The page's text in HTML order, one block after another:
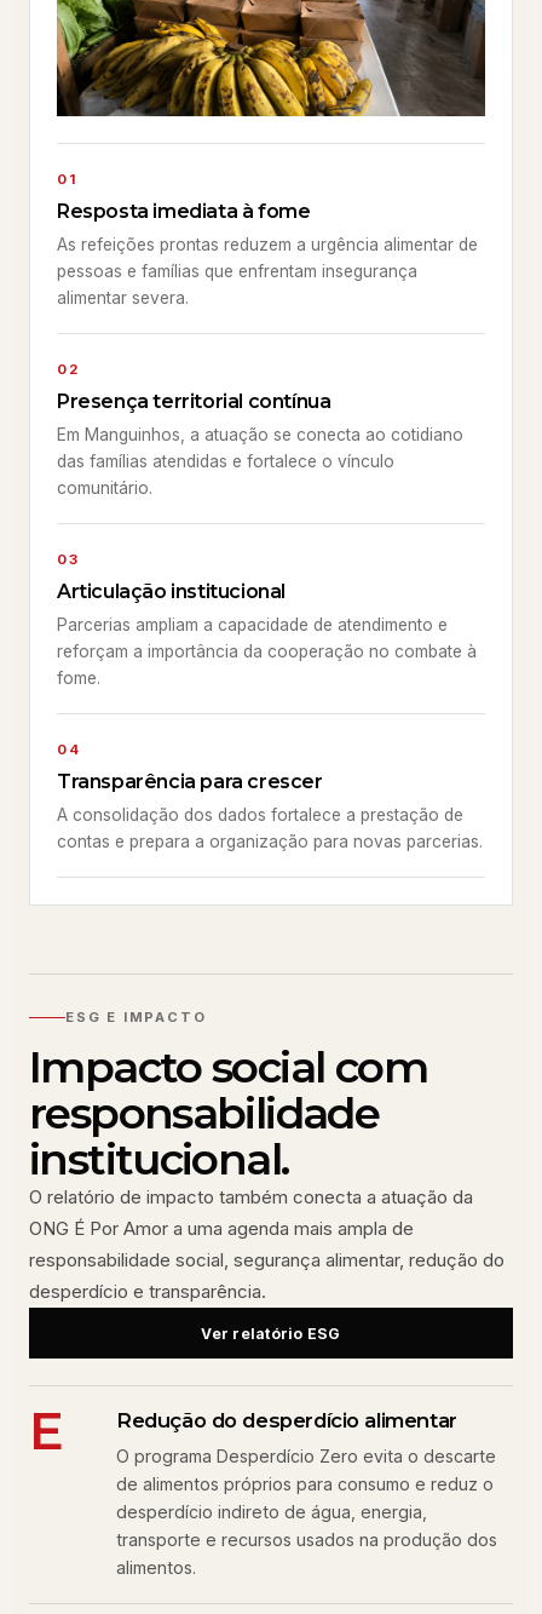
01
Resposta imediata à fome
As refeições prontas reduzem a urgência alimentar de
pessoas e famílias que enfrentam insegurança
alimentar severa.
02
Presença territorial contínua
Em Manguinhos, a atuação se conecta ao cotidiano
das famílias atendidas e fortalece o vínculo
comunitário.
03
Articulação institucional
Parcerias ampliam a capacidade de atendimento e
reforçam a importância da cooperação no combate à
fome.
04
Transparência para crescer
A consolidação dos dados fortalece a prestação de
contas e prepara a organização para novas parcerias.
ESG E IMPACTO
Impacto social com
responsabilidade
institucional.
O relatório de impacto também conecta a atuação da
ONG É Por Amor a uma agenda mais ampla de
responsabilidade social, segurança alimentar, redução do
desperdício e transparência.
Ver relatório ESG
E Redução do desperdício alimentar
O programa Desperdício Zero evita o descarte
de alimentos próprios para consumo e reduz o
desperdício indireto de água, energia,
transporte e recursos usados na produção dos
alimentos.